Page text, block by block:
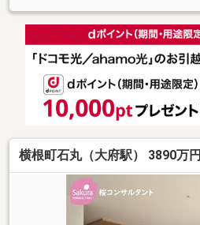
横根町石丸（大府駅） 3890万円